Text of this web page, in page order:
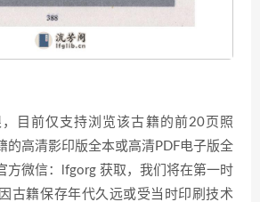
目前仅支持浏览该古籍的前20页照
的高清影印版全本或高清PDF电子版全
方微信：lfgorg 获取，我们将在第一时
古籍保存年代久远或受当时印刷技术